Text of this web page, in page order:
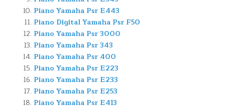
Piano Yamaha Psr E443
Piano Digital Yamaha Psr F50
Piano Yamaha Psr 3000
Piano Yamaha Psr 343
Piano Yamaha Psr 400
Piano Yamaha Psr E223
Piano Yamaha Psr E233
Piano Yamaha Psr E253
Piano Yamaha Psr E413